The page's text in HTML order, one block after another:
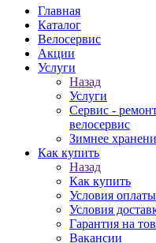
Главная
Каталог
Велосервис
Акции
Услуги
Назад
Услуги
Сервис -
велосервис
Зимнее
Как купить
Назад
Как купить
Условия оплаты
Условия
Гарантия на
Вакансии